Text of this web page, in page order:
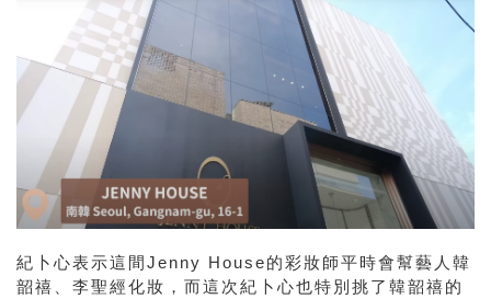
紀卜心表示這間Jenny House的彩妝師平時會幫藝人韓
韶禧、李聖經化妝，而這次紀卜心也特別挑了韓韶禧的